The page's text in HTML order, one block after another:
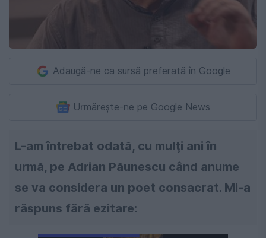
Adaugă-ne ca sursă preferată în Google
Urmărește-ne pe Google News
L-am întrebat odată, cu mulţi ani în
urmă, pe Adrian Păunescu când anume
se va considera un poet consacrat. Mi-a
răspuns fără ezitare: